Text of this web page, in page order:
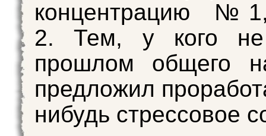
концентрацию №
2. Тем, у кого
прошлом общего
предложил
нибудь стрессовое